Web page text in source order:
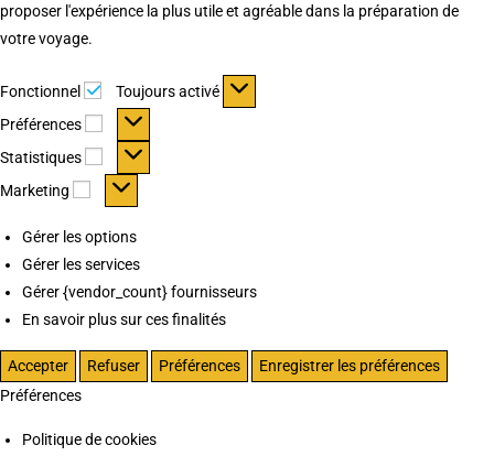
proposer l'expérience la plus utile et agréable dans la préparation de
votre voyage.
Fonctionnel Fonctionnel
Toujours activé
Préférences
Préférences
Statistiques Statistiques
Marketing Marketing
Gérer les options
Gérer les services
Gérer {vendor_count} fournisseurs
En savoir plus sur ces finalités
Accepter Refuser Préférences
Enregistrer les préférences
Préférences
Politique de cookies